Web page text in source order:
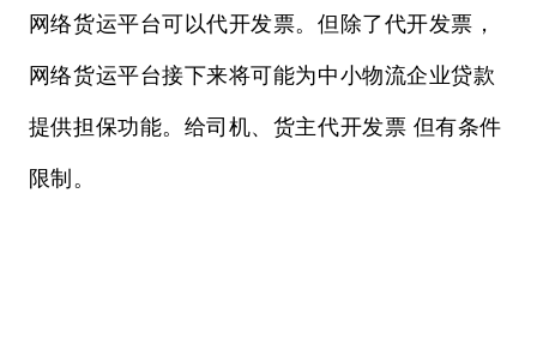
网络货运平台可以代开发票。但除了代开发票，
网络货运平台接下来将可能为中小物流企业贷款
提供担保功能。给司机、货主代开发票 但有条件
限制。